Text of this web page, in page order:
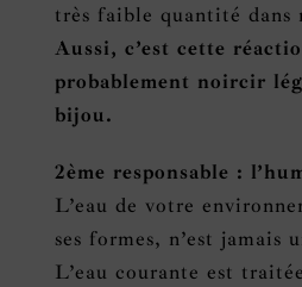
très faible quantité dans
Aussi, c’est cette
probablement noircir
bijou.
2ème responsable :
L’eau de votre
ses formes, n’est jamais
L’eau courante est